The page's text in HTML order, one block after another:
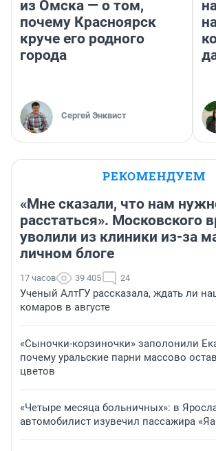
из Омска — о том,
почему Красноярск
круче его родного
города
Сергей Энквист
РЕКОМЕНДУЕМ
«Мне сказали, что нам
расстаться». Московского
уволили из клиники из-за
личном блоге
17 часов 39 405 24
Ученый АлтГУ рассказала, ждать ли
комаров в августе
«Сыночки-корзиночки» заполонили
почему уральские парни массово
цветов
«Четыре месяца больничных»: в
автомобилист изувечил пассажира